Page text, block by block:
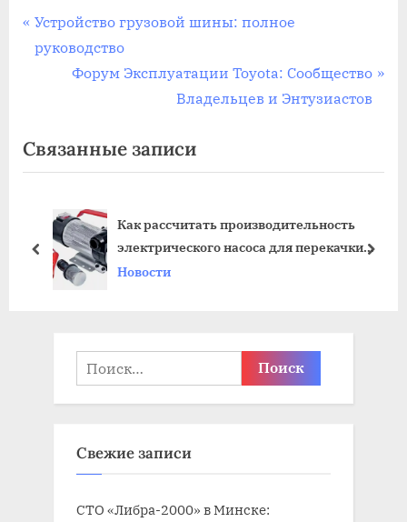
Навигация
по
П
р
д
у
я
Устройство грузовой шины: полное
руководство
С
д
у
щ
а
я
п
с
Форум Эксплуатации Toyota: Сообщество
Владельцев и Энтузиастов
Связанные записи
Как рассчитать производительность
электрического насоса для перекачки
ГСМ
Новости
пред
Найти:
Свежие записи
СТО «Либра-2000» в Минске: